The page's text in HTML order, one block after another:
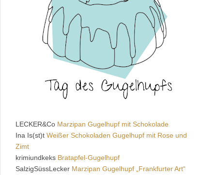
LECKER&Co Marzipan Gugelhupf mit Schokolade
Ina Is(st)t Weißer Schokoladen Gugelhupf mit Rose und
Zimt
krimiundkeks Bratapfel-Gugelhupf
SalzigSüssLecker Marzipan Gugelhupf „Frankfurter Art“